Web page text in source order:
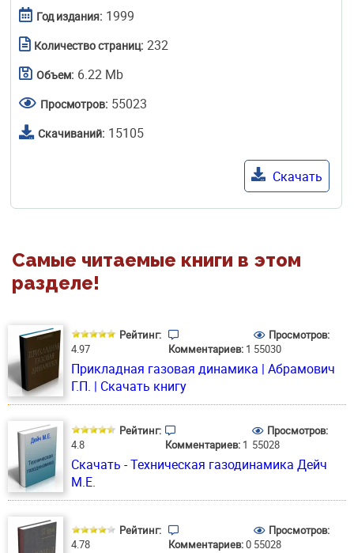
Год издания: 1999
Количество страниц: 232
Объем: 6.22 Mb
Просмотров: 55023
Скачиваний: 15105
Скачать
Самые читаемые книги в этом
разделе!
Рейтинг:
4.97
Комментариев: 1
Просмотров:
55030
Прикладная газовая динамика | Абрамович
Г.П. | Скачать книгу
Рейтинг:
4.8
Комментариев: 1
Просмотров:
55028
Скачать - Техническая газодинамика Дейч
М.Е.
Рейтинг:
4.78
Комментариев:0
Просмотров:
55028